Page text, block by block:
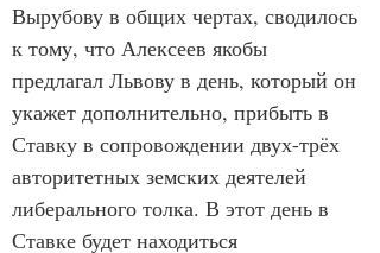
Вырубову в общих чертах, сводилось
к тому, что Алексеев якобы
предлагал Львову в день, который он
укажет дополнительно, прибыть в
Ставку в сопровождении двух-трёх
авторитетных земских деятелей
либерального толка. В этот день в
Ставке будет находиться